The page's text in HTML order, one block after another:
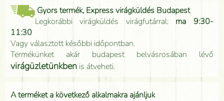
Gyors termék, Express virágküldés Budapest
Legkorábbi virágküldés virágfutárral: ma 9:30-
11:30
Vagy választott későbbi időpontban.
Termékünket akár budapest belvásrosában lévő
virágüzletünkben is átveheti.
A terméket a következő alkalmakra ajánljuk